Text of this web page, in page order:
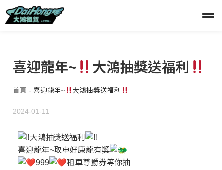
喜迎龍年~ 大鴻抽獎送福利
首頁 - 喜迎龍年~ 大鴻抽獎送福利
2024-01-11
大鴻抽獎送福利
喜迎龍年~取車好康龍有獎
999
租車尊爵券等你抽